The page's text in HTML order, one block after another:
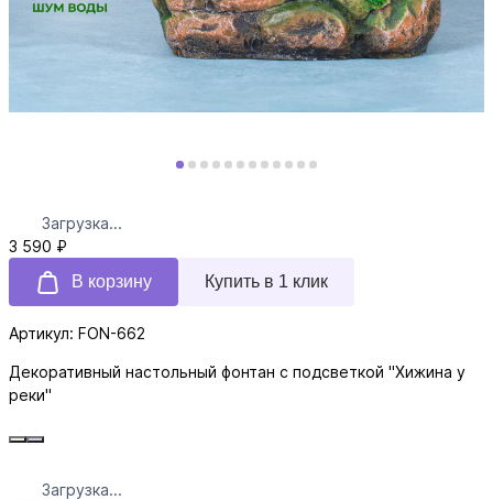
Загрузка...
3 590 ₽
В корзину
Купить в 1 клик
Артикул: FON-662
Декоративный настольный фонтан с подсветкой "Хижина у
реки"
Загрузка...